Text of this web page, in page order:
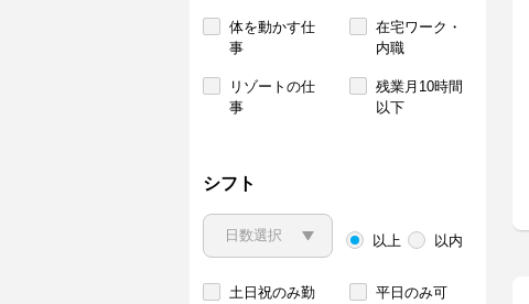
体を動かす仕
事
在宅ワーク・
内職
リゾートの仕
事
残業月10時間
以下
シフト
以上 以内
土日祝のみ勤
平日のみ可